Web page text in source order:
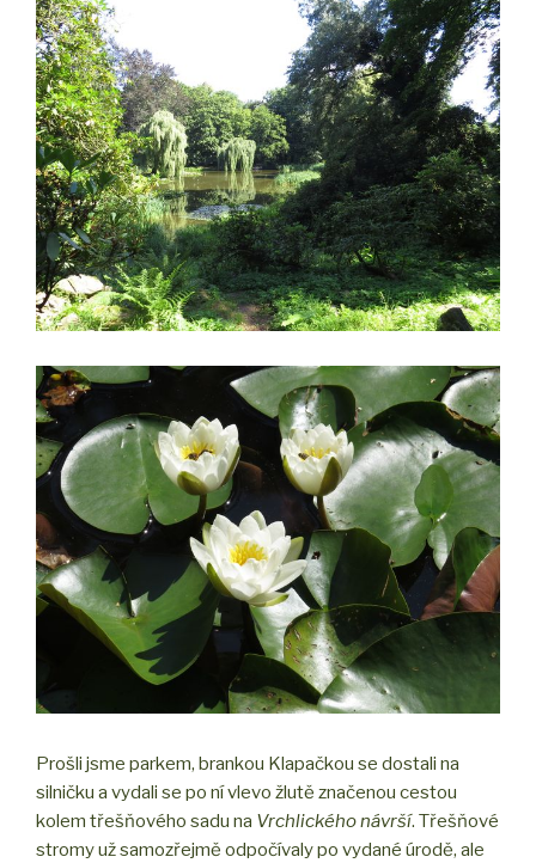
Prošli jsme parkem, brankou Klapačkou se dostali na
silničku a vydali se po ní vlevo žlutě značenou cestou
kolem třešňového sadu na Vrchlického návrší. Třešňové
stromy už samozřejmě odpočívaly po vydané úrodě, ale